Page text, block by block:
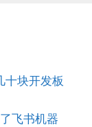
十块开发板
飞书机器